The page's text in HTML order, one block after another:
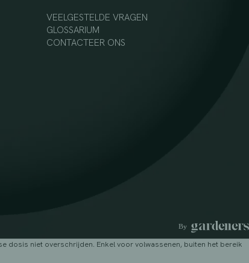
VEELGESTELDE VRAGEN
GLOSSARIUM
CONTACTEER ONS
dosis niet overschrijden. Enkel voor volwassenen, buiten het bereik